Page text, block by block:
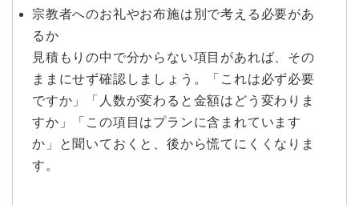
宗教者へのお礼やお布施は別で考える必要があ
るか
見積もりの中で分からない項目があれば、その
ままにせず確認しましょう。「これは必ず必要
ですか」「人数が変わると金額はどう変わりま
すか」「この項目はプランに含まれています
か」と聞いておくと、後から慌てにくくなりま
す。